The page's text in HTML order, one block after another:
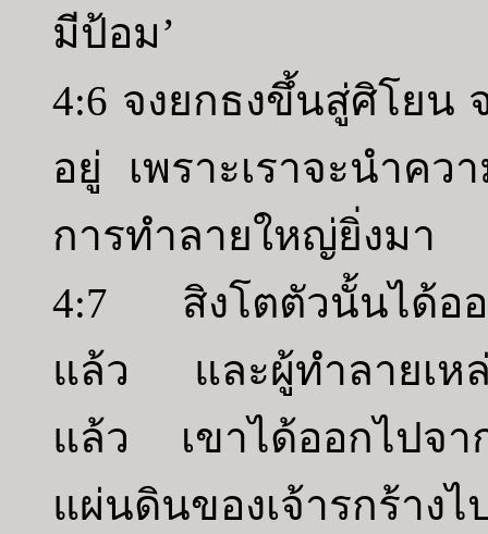
มีป้อม’
4:6 จงยกธงขึ้นสู่ศิโยน
อยู่ เพราะเราจะนำค
การทำลายใหญ่ยิ่งมา
4:7 สิงโตตัวนั้นได้ออ
แล้ว และผู้ทำลายเหล่
แล้ว เขาได้ออกไปจา
แผ่นดินของเจ้ารกร้าง